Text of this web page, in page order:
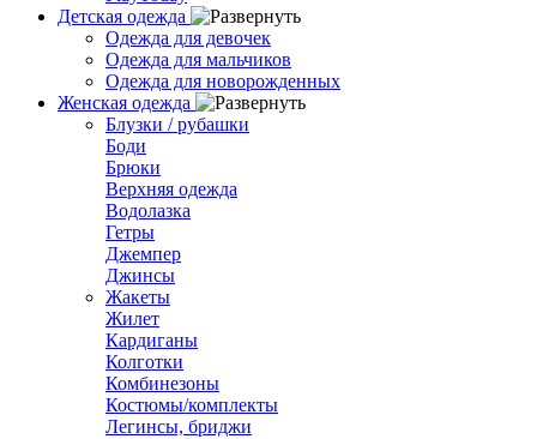
Детская одежда
Одежда для девочек
Одежда для мальчиков
Одежда для новорожденных
Женская одежда
Блузки / рубашки
Боди
Брюки
Верхняя одежда
Водолазка
Гетры
Джемпер
Джинсы
Жакеты
Жилет
Кардиганы
Колготки
Комбинезоны
Костюмы/комплекты
Легинсы, бриджи